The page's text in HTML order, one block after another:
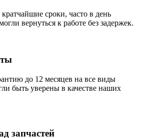
сроки, часто в день
вернуться к работе без задержек.
до 12 месяцев на все виды
быть уверены в качестве наших
запчастей